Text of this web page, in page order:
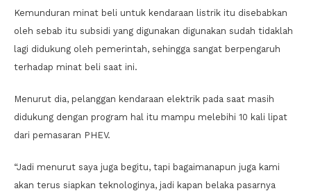
Kemunduran minat beli untuk kendaraan listrik itu disebabkan
oleh sebab itu subsidi yang digunakan digunakan sudah tidaklah
lagi didukung oleh pemerintah, sehingga sangat berpengaruh
terhadap minat beli saat ini.
Menurut dia, pelanggan kendaraan elektrik pada saat masih
didukung dengan program hal itu mampu melebihi 10 kali lipat
dari pemasaran PHEV.
“Jadi menurut saya juga begitu, tapi bagaimanapun juga kami
akan terus siapkan teknologinya, jadi kapan belaka pasarnya